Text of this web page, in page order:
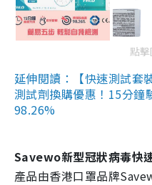
點
延伸閱讀：【快速測試套
測試劑換購優惠！15分鐘
98.26%
Savewo新型冠狀病毒快
產品由香港口罩品牌